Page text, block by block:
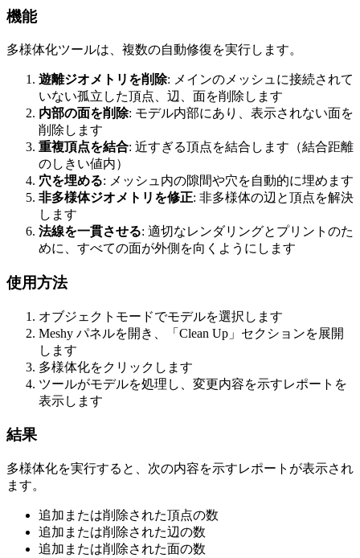
機能
多様体化ツールは、複数の自動修復を実行します。
遊離ジオメトリを削除: メインのメッシュに接続されて
いない孤立した頂点、辺、面を削除します
内部の面を削除: モデル内部にあり、表示されない面を
削除します
重複頂点を結合: 近すぎる頂点を結合します（結合距離
のしきい値内）
穴を埋める: メッシュ内の隙間や穴を自動的に埋めます
非多様体ジオメトリを修正: 非多様体の辺と頂点を解決
します
法線を一貫させる: 適切なレンダリングとプリントのた
めに、すべての面が外側を向くようにします
使用方法
オブジェクトモードでモデルを選択します
Meshy パネルを開き、「Clean Up」セクションを展開
します
多様体化をクリックします
ツールがモデルを処理し、変更内容を示すレポートを
表示します
結果
多様体化を実行すると、次の内容を示すレポートが表示され
ます。
追加または削除された頂点の数
追加または削除された辺の数
追加または削除された面の数